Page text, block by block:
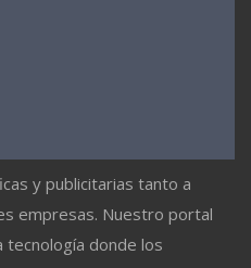
y publicitarias tanto a
empresas. Nuestro portal
tecnología donde los